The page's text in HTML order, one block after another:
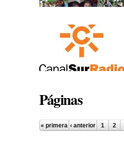
Páginas
« primera ‹ anterior 1 2